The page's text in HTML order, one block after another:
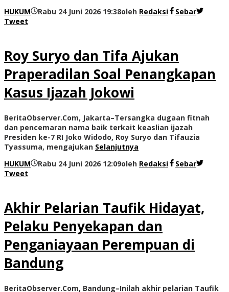
HUKUM
Rabu 24 Juni 2026 19:38oleh Redaksi
Sebar
Tweet
Roy Suryo dan Tifa Ajukan
Praperadilan Soal Penangkapan
Kasus Ijazah Jokowi
BeritaObserver.Com, Jakarta–Tersangka dugaan fitnah
dan pencemaran nama baik terkait keaslian ijazah
Presiden ke-7 RI Joko Widodo, Roy Suryo dan Tifauzia
Tyassuma, mengajukan Selanjutnya
HUKUM
Rabu 24 Juni 2026 12:09oleh Redaksi
Sebar
Tweet
Akhir Pelarian Taufik Hidayat,
Pelaku Penyekapan dan
Penganiayaan Perempuan di
Bandung
BeritaObserver.Com, Bandung–Inilah akhir pelarian Taufik